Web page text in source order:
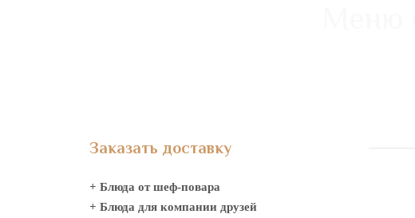
Заказать доставку
+ Блюда от шеф-повара
+ Блюда для компании друзей